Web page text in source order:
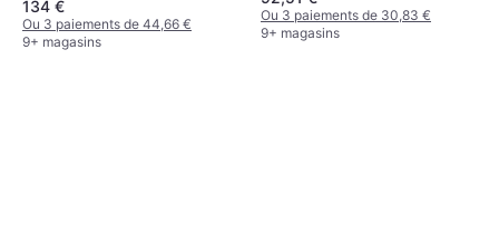
134 €
Ou 3 paiements de 44,66 €
9+ magasins
Ou 3 paiements de 30,83 €
9+ magasins